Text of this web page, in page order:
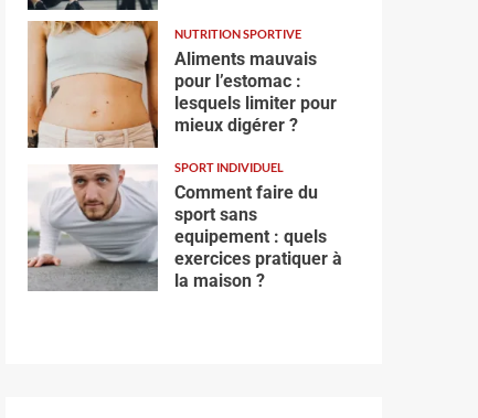
NUTRITION SPORTIVE
Aliments mauvais
pour l’estomac :
lesquels limiter pour
mieux digérer ?
SPORT INDIVIDUEL
Comment faire du
sport sans
equipement : quels
exercices pratiquer à
la maison ?